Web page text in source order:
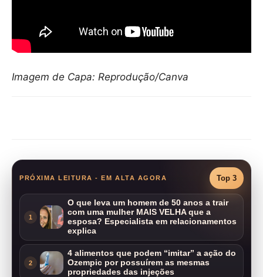
Imagem de Capa: Reprodução/Canva
PRÓXIMA LEITURA - EM ALTA AGORA Top 3
1
O que leva um homem de 50 anos a trair
com uma mulher MAIS VELHA que a
esposa? Especialista em relacionamentos
explica
2
4 alimentos que podem “imitar” a ação do
Ozempic por possuírem as mesmas
propriedades das injeções